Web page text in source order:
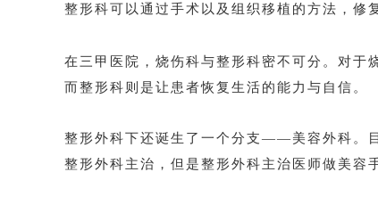
整形科可以通过手术以及组织移植的方法，修
在三甲医院，烧伤科与整形科密不可分。对于
而整形科则是让患者恢复生活的能力与自信。
整形外科下还诞生了一个分支——美容外科。
整形外科主治，但是整形外科主治医师做美容